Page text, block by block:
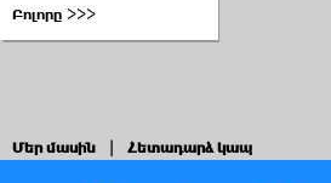
Բոլորը >>>
Մեր մասին Հետադարձ կապ